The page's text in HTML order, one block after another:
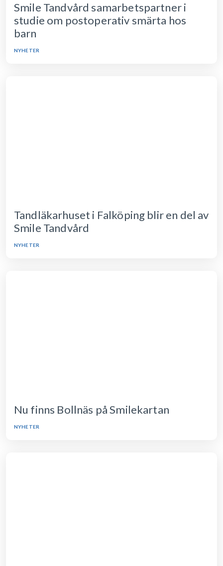
Smile Tandvård samarbetspartner i
studie om postoperativ smärta hos
barn
NYHETER
Tandläkarhuset i Falköping blir en del av
Smile Tandvård
NYHETER
Nu finns Bollnäs på Smilekartan
NYHETER